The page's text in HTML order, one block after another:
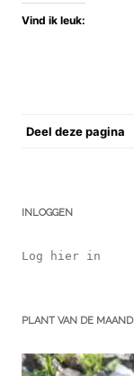
Vind ik leuk:
Deel deze pagina
INLOGGEN
Log hier in
PLANT VAN DE MAAND